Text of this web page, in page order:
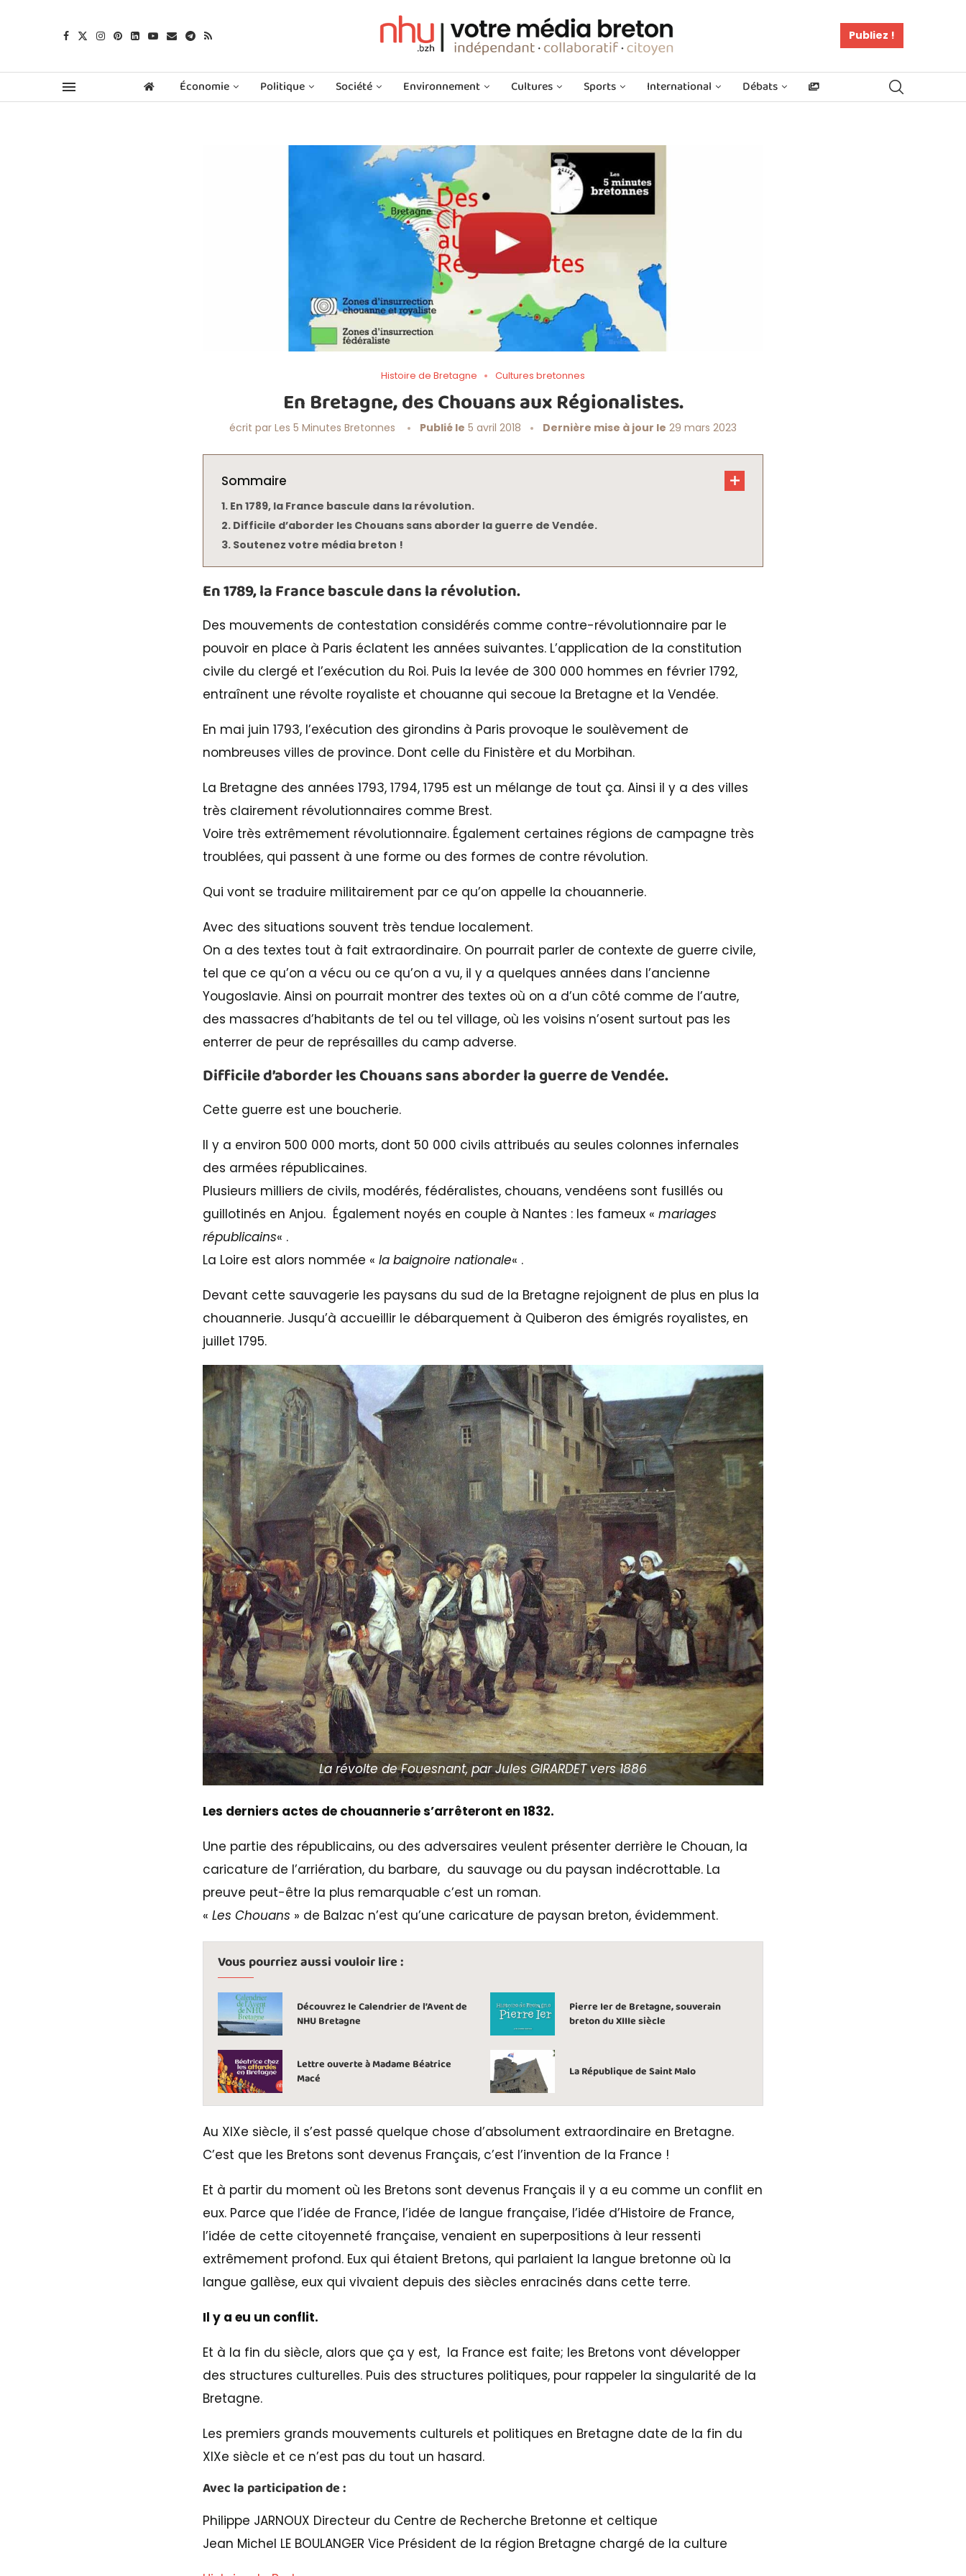
Publiez !
Économie Politique Société Environnement Cultures Sports International Débats
Histoire de Bretagne Cultures bretonnes
En Bretagne, des Chouans aux Régionalistes.
écrit par Les 5 Minutes Bretonnes Publié le 5 avril 2018 Dernière mise à jour le 29 mars 2023
Sommaire
En 1789, la France bascule dans la révolution.
Difficile d’aborder les Chouans sans aborder la guerre de Vendée.
Soutenez votre média breton !
En 1789, la France bascule dans la révolution.
Des mouvements de contestation considérés comme contre-révolutionnaire par le
pouvoir en place à Paris éclatent les années suivantes. L’application de la constitution
civile du clergé et l’exécution du Roi. Puis la levée de 300 000 hommes en février 1792,
entraînent une révolte royaliste et chouanne qui secoue la Bretagne et la Vendée.
En mai juin 1793, l’exécution des girondins à Paris provoque le soulèvement de
nombreuses villes de province. Dont celle du Finistère et du Morbihan.
La Bretagne des années 1793, 1794, 1795 est un mélange de tout ça. Ainsi il y a des villes
très clairement révolutionnaires comme Brest.
Voire très extrêmement révolutionnaire. Également certaines régions de campagne très
troublées, qui passent à une forme ou des formes de contre révolution.
Qui vont se traduire militairement par ce qu’on appelle la chouannerie.
Avec des situations souvent très tendue localement.
On a des textes tout à fait extraordinaire. On pourrait parler de contexte de guerre civile,
tel que ce qu’on a vécu ou ce qu’on a vu, il y a quelques années dans l’ancienne
Yougoslavie. Ainsi on pourrait montrer des textes où on a d’un côté comme de l’autre,
des massacres d’habitants de tel ou tel village, où les voisins n’osent surtout pas les
enterrer de peur de représailles du camp adverse.
Difficile d’aborder les Chouans sans aborder la guerre de Vendée.
Cette guerre est une boucherie.
Il y a environ 500 000 morts, dont 50 000 civils attribués au seules colonnes infernales
des armées républicaines.
Plusieurs milliers de civils, modérés, fédéralistes, chouans, vendéens sont fusillés ou
guillotinés en Anjou. Également noyés en couple à Nantes : les fameux « mariages
républicains« .
La Loire est alors nommée « la baignoire nationale« .
Devant cette sauvagerie les paysans du sud de la Bretagne rejoignent de plus en plus la
chouannerie. Jusqu’à accueillir le débarquement à Quiberon des émigrés royalistes, en
juillet 1795.
La révolte de Fouesnant, par Jules GIRARDET vers 1886
Les derniers actes de chouannerie s’arrêteront en 1832.
Une partie des républicains, ou des adversaires veulent présenter derrière le Chouan, la
caricature de l’arriération, du barbare, du sauvage ou du paysan indécrottable. La
preuve peut-être la plus remarquable c’est un roman.
« Les Chouans » de Balzac n’est qu’une caricature de paysan breton, évidemment.
Vous pourriez aussi vouloir lire :
Découvrez le Calendrier de l’Avent de
NHU Bretagne
Pierre Ier de Bretagne, souverain
breton du XIIIe siècle
Lettre ouverte à Madame Béatrice
Macé
La République de Saint Malo
Au XIXe siècle, il s’est passé quelque chose d’absolument extraordinaire en Bretagne.
C’est que les Bretons sont devenus Français, c’est l’invention de la France !
Et à partir du moment où les Bretons sont devenus Français il y a eu comme un conflit en
eux. Parce que l’idée de France, l’idée de langue française, l’idée d’Histoire de France,
l’idée de cette citoyenneté française, venaient en superpositions à leur ressenti
extrêmement profond. Eux qui étaient Bretons, qui parlaient la langue bretonne où la
langue gallèse, eux qui vivaient depuis des siècles enracinés dans cette terre.
Il y a eu un conflit.
Et à la fin du siècle, alors que ça y est, la France est faite; les Bretons vont développer
des structures culturelles. Puis des structures politiques, pour rappeler la singularité de la
Bretagne.
Les premiers grands mouvements culturels et politiques en Bretagne date de la fin du
XIXe siècle et ce n’est pas du tout un hasard.
Avec la participation de :
Philippe JARNOUX Directeur du Centre de Recherche Bretonne et celtique
Jean Michel LE BOULANGER Vice Président de la région Bretagne chargé de la culture